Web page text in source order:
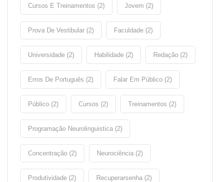
Cursos E Treinamentos (2) Jovem (2)
Prova De Vestibular (2) Faculdade (2)
Universidade (2) Habilidade (2) Redação (2)
Erros De Português (2) Falar Em Público (2)
Público (2) Cursos (2) Treinamentos (2)
Programação Neurolinguistica (2)
Concentração (2) Neurociência (2)
Produtividade (2) Recuperarsenha (2)